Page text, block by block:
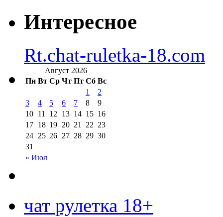
Интересное
Rt.chat-ruletka-18.com
Август 2026
Пн Вт Ср Чт Пт Сб Вс
« Июл
1
2
3
4 5 6 7 8
9
10 11 12 13 14 15 16
17 18 19 20 21 22 23
24 25 26 27 28 29 30
31
чат рулетка 18+